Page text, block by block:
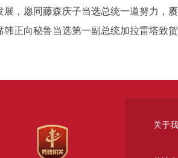
展，愿同藤森庆子当选总统一道努力，
正向秘鲁当选第一副总统加拉雷塔致
关于